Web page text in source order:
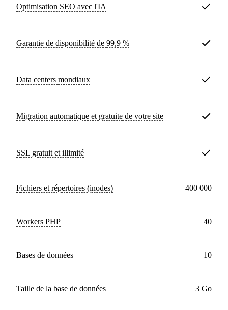
Optimisation SEO avec l'IA
Garantie de disponibilité de 99,9 %
Data centers mondiaux
Migration automatique et gratuite de votre site
SSL gratuit et illimité
Fichiers et répertoires (inodes) 400 000
workers PHP 40
bases de données 10
Taille de la base de données 3 Go